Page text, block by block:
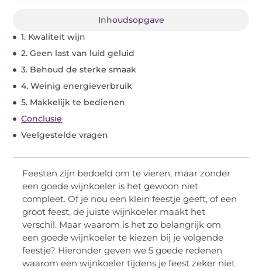
Inhoudsopgave
1. Kwaliteit wijn
2. Geen last van luid geluid
3. Behoud de sterke smaak
4. Weinig energieverbruik
5. Makkelijk te bedienen
Conclusie
Veelgestelde vragen
Feesten zijn bedoeld om te vieren, maar zonder
een goede wijnkoeler is het gewoon niet
compleet. Of je nou een klein feestje geeft, of een
groot feest, de juiste wijnkoeler maakt het
verschil. Maar waarom is het zo belangrijk om
een goede wijnkoeler te kiezen bij je volgende
feestje? Hieronder geven we 5 goede redenen
waarom een wijnkoeler tijdens je feest zeker niet